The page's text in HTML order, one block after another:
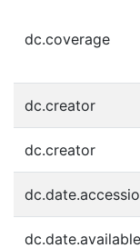
dc.coverage
dc.creator
dc.creator
dc.date.available